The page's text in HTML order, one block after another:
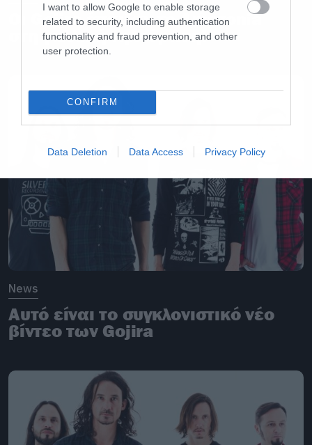
I want to allow Google to enable storage
related to security, including authentication
functionality and fraud prevention, and other
user protection.
CONFIRM
Data Deletion Data Access Privacy Policy
Οι Gojira έπαιξαν το Amazonia
στη γαλλική τηλεόραση!
News
Αυτό είναι το συγκλονιστικό νέο
βίντεο των Gojira